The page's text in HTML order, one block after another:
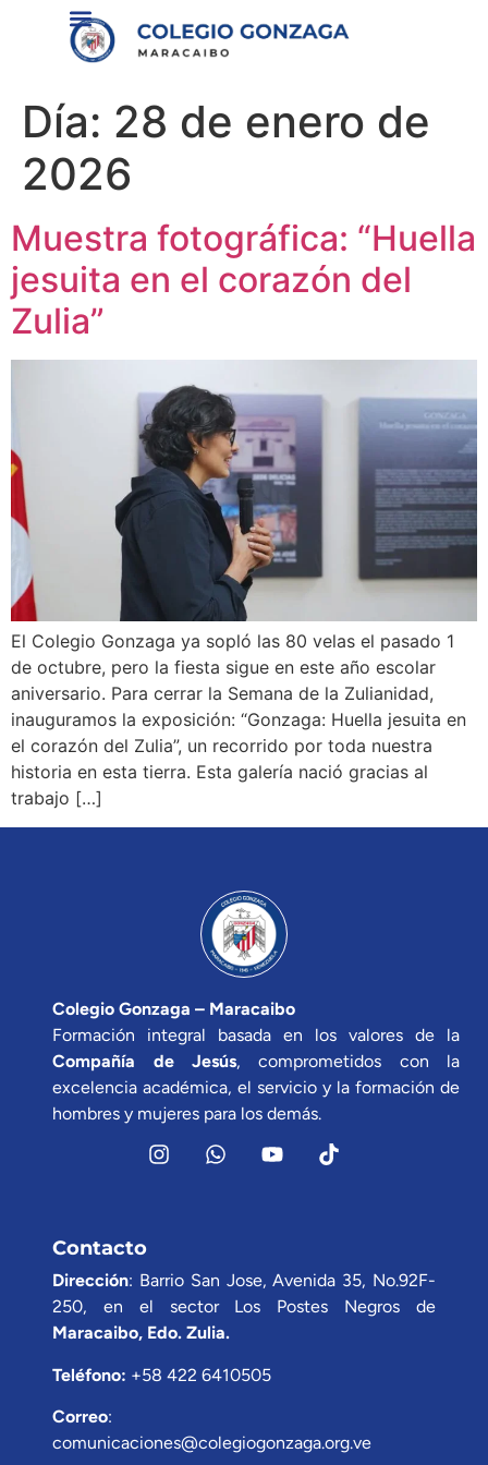
contenido
Día: 28 de enero de
2026
Muestra fotográfica: “Huella
jesuita en el corazón del
Zulia”
El Colegio Gonzaga ya sopló las 80 velas el pasado 1
de octubre, pero la fiesta sigue en este año escolar
aniversario. Para cerrar la Semana de la Zulianidad,
inauguramos la exposición: “Gonzaga: Huella jesuita en
el corazón del Zulia”, un recorrido por toda nuestra
historia en esta tierra. Esta galería nació gracias al
trabajo […]
Colegio Gonzaga – Maracaibo
Formación integral basada en los valores de la
Compañía de Jesús, comprometidos con la
excelencia académica, el servicio y la formación de
hombres y mujeres para los demás.
Contacto
Dirección: Barrio San Jose, Avenida 35, No.92F-
250, en el sector Los Postes Negros de
Maracaibo, Edo. Zulia.
Teléfono: +58 422 6410505
Correo:
comunicaciones@colegiogonzaga.org.ve